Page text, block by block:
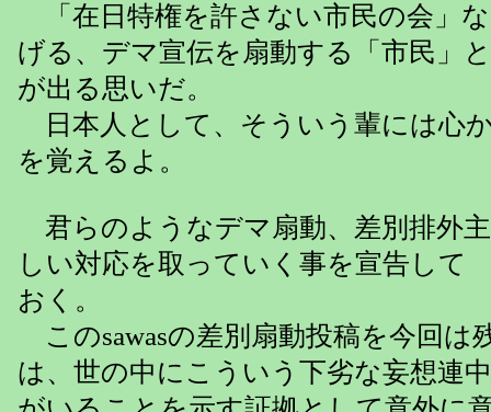
「在日特権を許さない市民の会」
げる、デマ宣伝を扇動する「市民」
が出る思いだ。
日本人として、そういう輩には心
を覚えるよ。
君らのようなデマ扇動、差別排外
しい対応を取っていく事を宣告して
おく。
このsawasの差別扇動投稿を今回は
は、世の中にこういう下劣な妄想連中